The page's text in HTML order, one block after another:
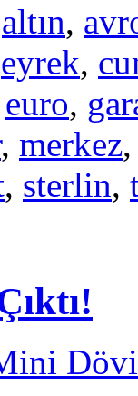
altın,
,
euro,
, merkez
, sterlin,